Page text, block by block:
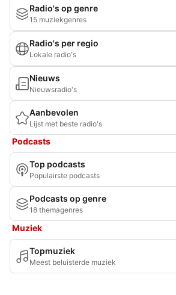
Radio's op genre
15 muziekgenres
Radio's per regio
Lokale radio's
Nieuws
Nieuwsradio's
Aanbevolen
Lijst met beste radio's
Podcasts
Top podcasts
Populairste podcasts
Podcasts op genre
18 themagenres
Muziek
Topmuziek
Meest beluisterde muziek